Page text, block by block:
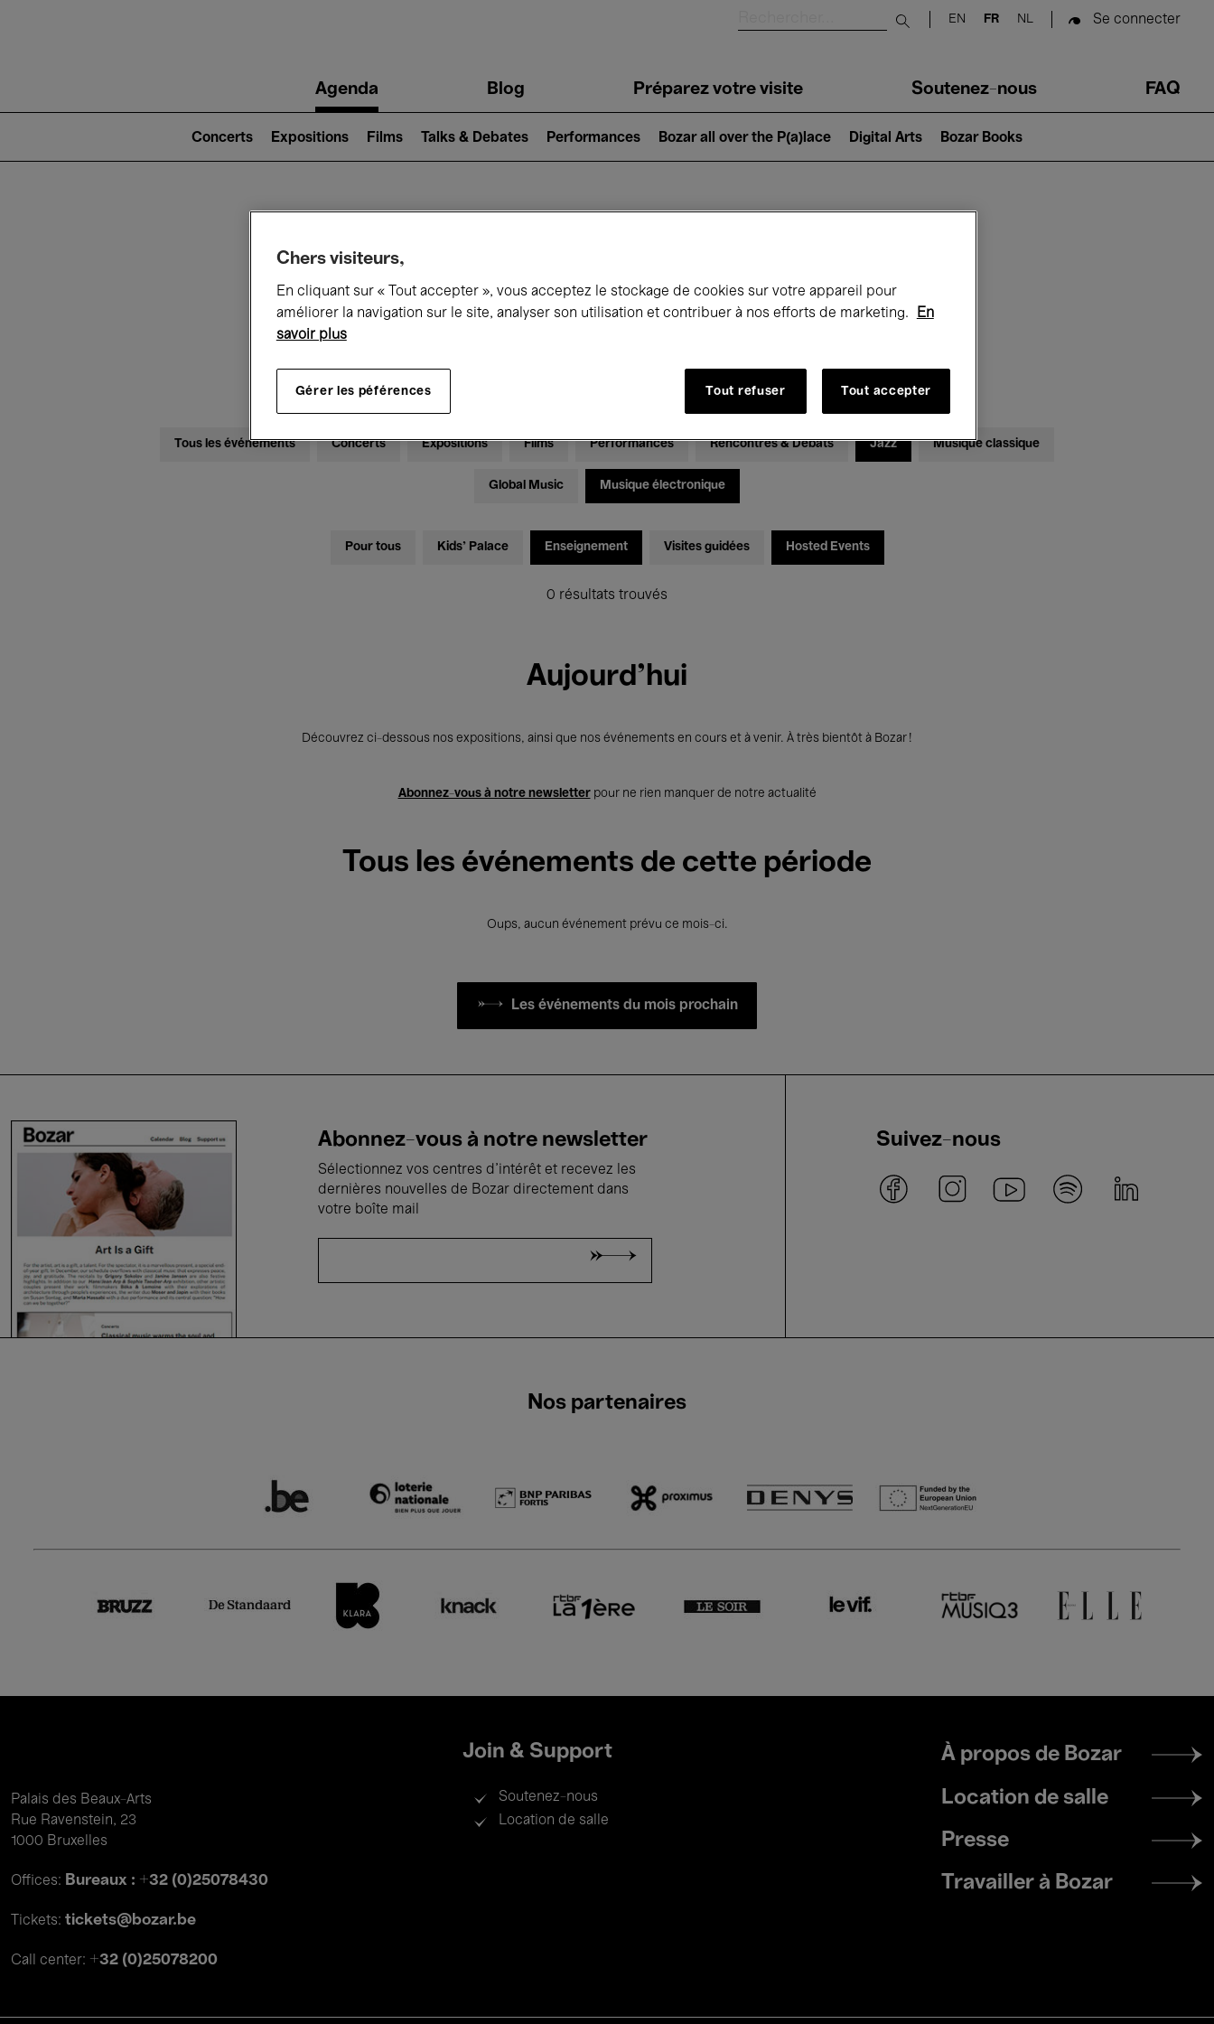
Submit search
EN FR NL Se connecter
navigationAgenda Blog Préparez votre visite Soutenez-nous FAQ
2)
Concerts Expositions Films Talks & Debates Performances Bozar all over the P(a)lace Digital Arts Bozar Books
Ce qui se passe à Bozar
Samedi 01 - Lundi 31 Août 2026
Tous les événements Concerts Expositions Films Performances Rencontres & Débats Jazz Musique classique
Global Music Musique électronique
Pour tous Kids’ Palace Enseignement Visites guidées Hosted Events
0 résultats trouvés
Aujourd'hui
Découvrez ci-dessous nos expositions, ainsi que nos événements en cours et à venir. À très bientôt à Bozar !
Abonnez-vous à notre newsletterpour ne rien manquer de notre actualité
Tous les événements de cette période
Oups, aucun événement prévu ce mois-ci.
Les événements du mois prochain
Abonnez-vous à notre newsletter
Sélectionnez vos centres d'intérêt et recevez les
dernières nouvelles de Bozar directement dans
votre boîte mail
Suivez-nous
Nos partenaires
Palais des Beaux-Arts
Rue Ravenstein, 23
1000 Bruxelles
Offices: Bureaux : +32 (0)25078430
Tickets: tickets@bozar.be
Call center: +32 (0)25078200
Join & Support
Soutenez-nous
Location de salle
Footer
menu
À propos de Bozar
Location de salle
Presse
Travailler à Bozar
Chers visiteurs,
En cliquant sur « Tout accepter », vous acceptez le stockage de cookies sur votre appareil pour
améliorer la navigation sur le site, analyser son utilisation et contribuer à nos efforts de marketing.
En
savoir plus
Gérer les péférences Tout refuser Tout accepter